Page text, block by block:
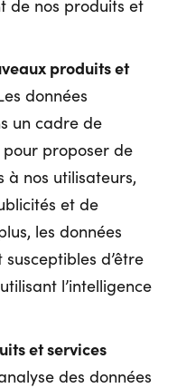
de nos produits et
produits et
données
un cadre de
proposer de
à nos utilisateurs,
et de
les données
d’être
l’intelligence
et services
des données